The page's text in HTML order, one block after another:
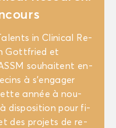
in Cli­ni­cal Re­
Gott­fried et
sou­haitent en­
à s’en­ga­ger
année à nou­
à dis­po­si­tion pour fi­
des pro­jets de re­